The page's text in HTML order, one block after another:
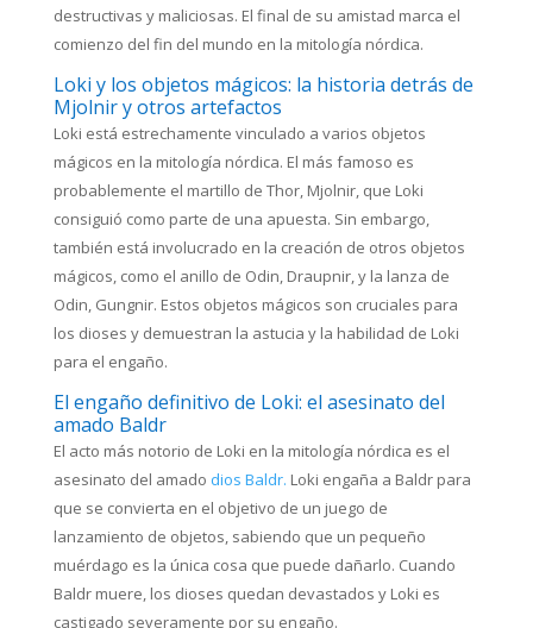
destructivas y maliciosas. El final de su amistad marca el
comienzo del fin del mundo en la mitología nórdica.
Loki y los objetos mágicos: la historia detrás de
Mjolnir y otros artefactos
Loki está estrechamente vinculado a varios objetos
mágicos en la mitología nórdica. El más famoso es
probablemente el martillo de Thor, Mjolnir, que Loki
consiguió como parte de una apuesta. Sin embargo,
también está involucrado en la creación de otros objetos
mágicos, como el anillo de Odin, Draupnir, y la lanza de
Odin, Gungnir. Estos objetos mágicos son cruciales para
los dioses y demuestran la astucia y la habilidad de Loki
para el engaño.
El engaño definitivo de Loki: el asesinato del
amado Baldr
El acto más notorio de Loki en la mitología nórdica es el
asesinato del amado dios Baldr. Loki engaña a Baldr para
que se convierta en el objetivo de un juego de
lanzamiento de objetos, sabiendo que un pequeño
muérdago es la única cosa que puede dañarlo. Cuando
Baldr muere, los dioses quedan devastados y Loki es
castigado severamente por su engaño.